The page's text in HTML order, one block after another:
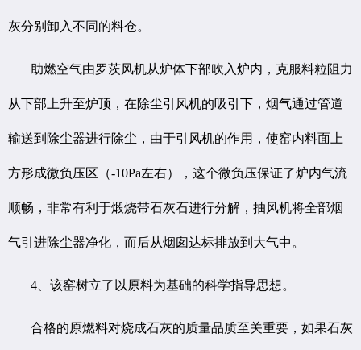
灰分别卸入不同的料仓。
助燃空气由罗茨风机从炉体下部吹入炉内，克服料粒阻力
从下部上升至炉顶，在除尘引风机的吸引下，烟气通过管道
输送到除尘器进行除尘，由于引风机的作用，使窑内料面上
方形成微负压区（-10Pa左右），这个微负压保证了炉内气流
顺畅，非常有利于煅烧带石灰石进行分解，抽风机将全部烟
气引进除尘器净化，而后从烟囱达标排放到大气中。
4、该窑树立了以原料为基础的科学指导思想。
合格的原燃料对烧成石灰的质量品质至关重要，如果石灰